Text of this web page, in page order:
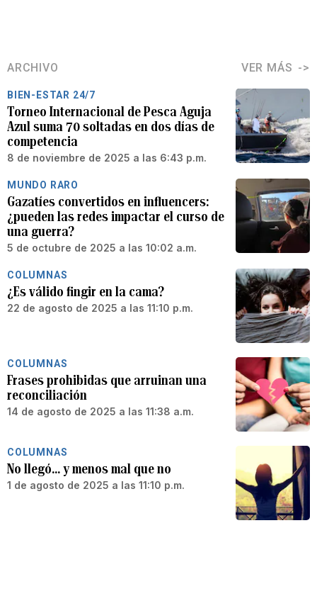
ARCHIVO VER MÁS
BIEN-ESTAR 24/7
Torneo Internacional de Pesca Aguja
Azul suma 70 soltadas en dos días de
competencia
8 de noviembre de 2025 a las 6:43 p.m.
MUNDO RARO
Gazatíes convertidos en influencers:
¿pueden las redes impactar el curso de
una guerra?
5 de octubre de 2025 a las 10:02 a.m.
COLUMNAS
¿Es válido fingir en la cama?
22 de agosto de 2025 a las 11:10 p.m.
COLUMNAS
Frases prohibidas que arruinan una
reconciliación
14 de agosto de 2025 a las 11:38 a.m.
COLUMNAS
No llegó… y menos mal que no
1 de agosto de 2025 a las 11:10 p.m.